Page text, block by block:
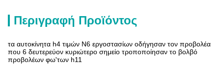
Περιγραφή Προϊόντος
τα αυτοκίνητα h4 τιμών N6 εργοστασίων οδήγησαν τον προβολέα
που 6 δευτερεύον κυριώτερο σημείο τροποποίησαν το βολβό
προβολέων φω'των h11